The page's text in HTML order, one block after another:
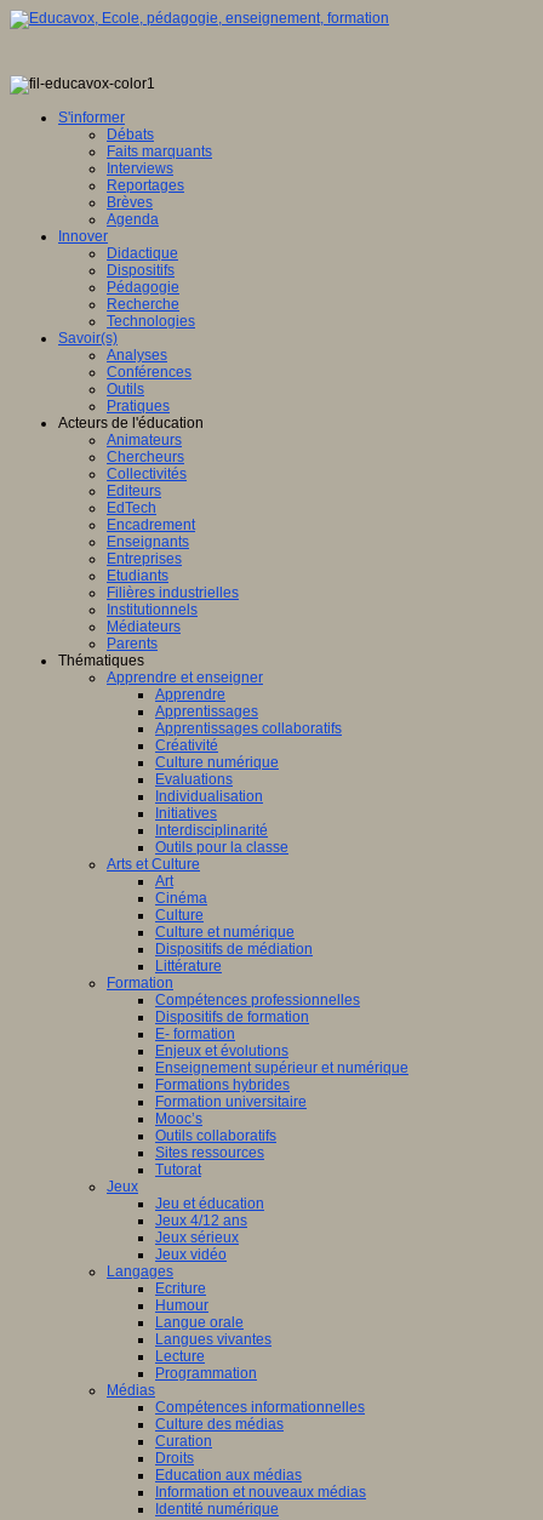
S'informer
Débats
Faits marquants
Interviews
Reportages
Brèves
Agenda
Innover
Didactique
Dispositifs
Pédagogie
Recherche
Technologies
Savoir(s)
Analyses
Conférences
Outils
Pratiques
Acteurs de l'éducation
Animateurs
Chercheurs
Collectivités
Editeurs
EdTech
Encadrement
Enseignants
Entreprises
Etudiants
Filières industrielles
Institutionnels
Médiateurs
Parents
Thématiques
Apprendre et enseigner
Apprendre
Apprentissages
Apprentissages collaboratifs
Créativité
Culture numérique
Evaluations
Individualisation
Initiatives
Interdisciplinarité
Outils pour la classe
Arts et Culture
Art
Cinéma
Culture
Culture et numérique
Dispositifs de médiation
Littérature
Formation
Compétences professionnelles
Dispositifs de formation
E- formation
Enjeux et évolutions
Enseignement supérieur et numérique
Formations hybrides
Formation universitaire
Mooc’s
Outils collaboratifs
Sites ressources
Tutorat
Jeux
Jeu et éducation
Jeux 4/12 ans
Jeux sérieux
Jeux vidéo
Langages
Ecriture
Humour
Langue orale
Langues vivantes
Lecture
Programmation
Médias
Compétences informationnelles
Culture des médias
Curation
Droits
Education aux médias
Information et nouveaux médias
Identité numérique